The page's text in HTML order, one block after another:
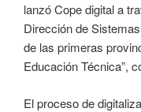
lanzó Cope digital a
Dirección de
de las primeras
Educación Técnica”,
El proceso de